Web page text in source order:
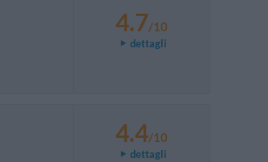
4.7/10
dettagli
4.4/10
dettagli